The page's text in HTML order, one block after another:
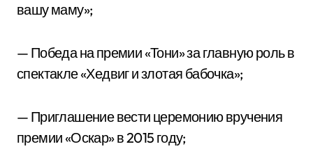
вашу маму»;
— Победа на премии «Тони» за главную роль в
спектакле «Хедвиг и злотая бабочка»;
— Приглашение вести церемонию вручения
премии «Оскар» в 2015 году;